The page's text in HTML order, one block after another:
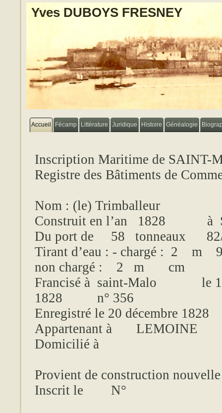
Yves DUBOYS FRESNEY
Accueil Fécamp Littérature Juridique Histoire Généalogie
Inscription Maritime de SAINT-
Registre des Bâtiments de
Nom : (le) Trimballeur
Construit en l’an
1828 à
Du port de
58 tonneaux
Tirant d’eau : - chargé : 2 m
non chargé : 2 m
cm
Francisé à saint-Malo
le
1828
n° 356
Enregistré le 20 décembre 1828
Appartenant à
LEMOINE
Domicilié à
Provient de construction nouvelle
Inscrit le
N°